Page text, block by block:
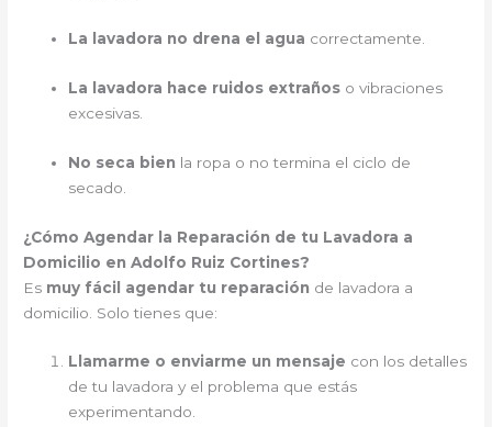
La lavadora no drena el agua correctamente.
La lavadora hace ruidos extraños o vibraciones
excesivas.
No seca bien la ropa o no termina el ciclo de
secado.
¿Cómo Agendar la Reparación de tu Lavadora a
Domicilio en Adolfo Ruiz Cortines?
Es muy fácil agendar tu reparación de lavadora a
domicilio. Solo tienes que:
Llamarme o enviarme un mensaje con los detalles
de tu lavadora y el problema que estás
experimentando.